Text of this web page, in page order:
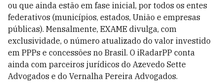
ou que ainda estão em fase inicial, por todos os entes
federativos (municípios, estados, União e empresas
públicas). Mensalmente, EXAME divulga, com
exclusividade, o número atualizado do valor investido
em PPPs e concessões no Brasil. O iRadarPP conta
ainda com parceiros jurídicos do Azevedo Sette
Advogados e do Vernalha Pereira Advogados.